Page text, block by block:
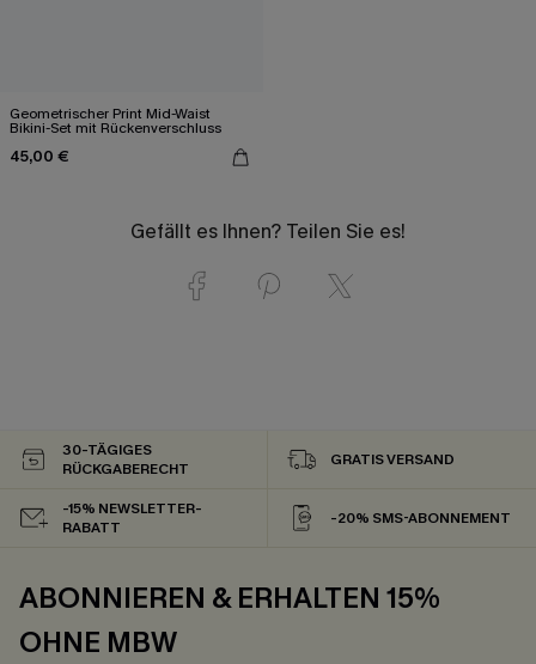
Geometrischer Print Mid-Waist
Bikini-Set mit Rückenverschluss
45,00 €
Gefällt es Ihnen? Teilen Sie es!
30-TÄGIGES
RÜCKGABERECHT
GRATIS VERSAND
-15% NEWSLETTER-
RABATT
-20% SMS-ABONNEMENT
ABONNIEREN & ERHALTEN 15%
OHNE MBW